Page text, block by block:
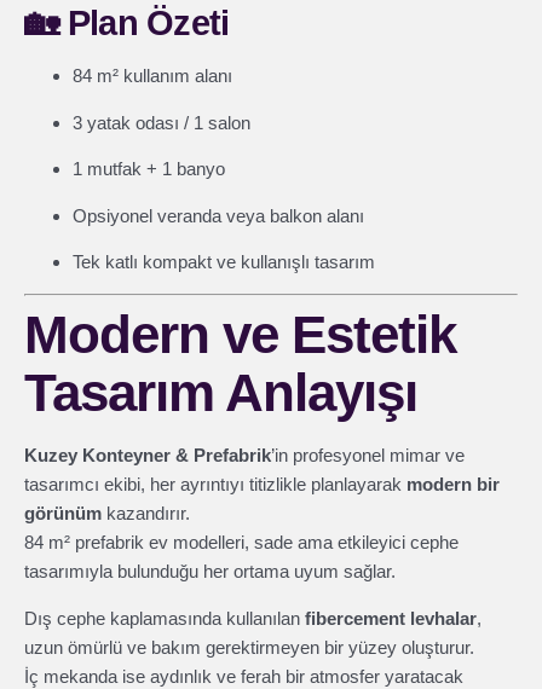
🏡 Plan Özeti
84 m² kullanım alanı
3 yatak odası / 1 salon
1 mutfak + 1 banyo
Opsiyonel veranda veya balkon alanı
Tek katlı kompakt ve kullanışlı tasarım
Modern ve Estetik
Tasarım Anlayışı
Kuzey Konteyner & Prefabrik’in profesyonel mimar ve
tasarımcı ekibi, her ayrıntıyı titizlikle planlayarak modern bir
görünüm kazandırır.
84 m² prefabrik ev modelleri, sade ama etkileyici cephe
tasarımıyla bulunduğu her ortama uyum sağlar.
Dış cephe kaplamasında kullanılan fibercement levhalar,
uzun ömürlü ve bakım gerektirmeyen bir yüzey oluşturur.
İç mekanda ise aydınlık ve ferah bir atmosfer yaratacak